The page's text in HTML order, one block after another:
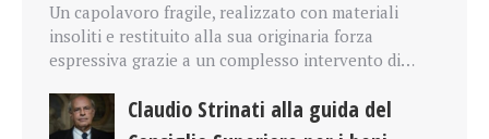
Un capolavoro fragile, realizzato con materiali
insoliti e restituito alla sua originaria forza
espressiva grazie a un complesso intervento di…
Claudio Strinati alla guida del